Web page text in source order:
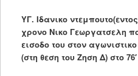
ΥΓ. Ιδανικο
χρονο Νικο Γεωργατσελη
εισοδο του στον
(στη θεση του Ζηση Δ) στο